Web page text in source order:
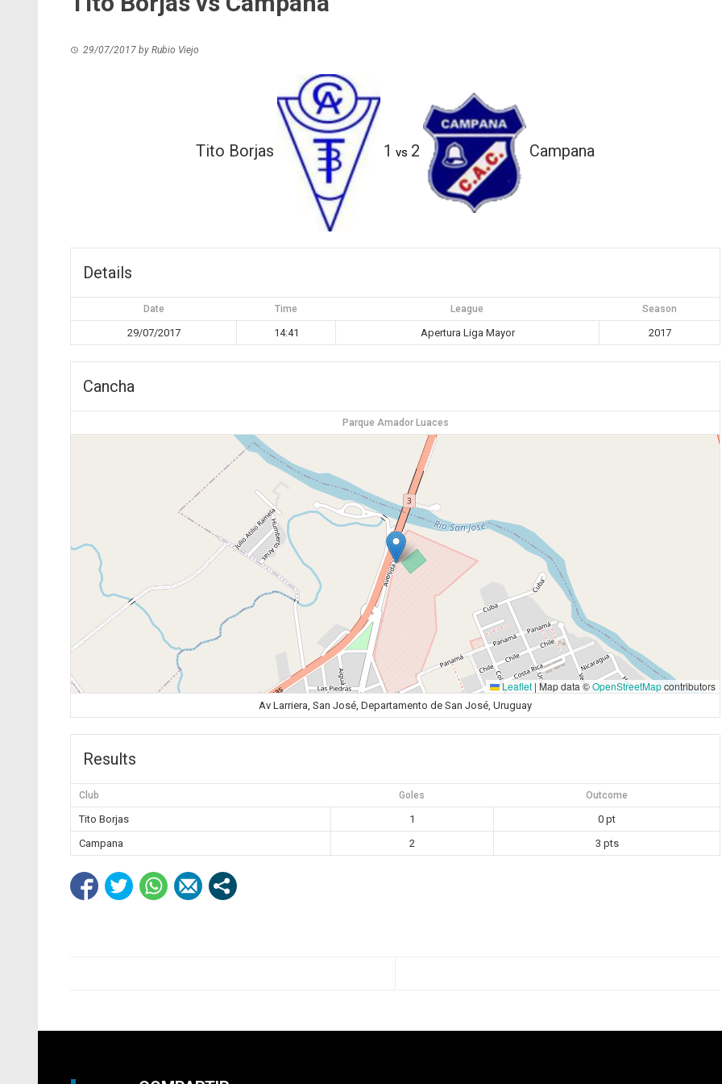
29/07/2017 by Rubio Viejo
Tito Borjas 1 vs 2 Campana
Details
Date Time League Season
29/07/2017 14:41 Apertura Liga Mayor 2017
Cancha
Parque Amador Luaces
Leaflet | Map data ©OpenStreetMapcontributors
Av Larriera, San José, Departamento de San José, Uruguay
Results
Club Goles Outcome
Tito Borjas 1
0 pt
Campana
2 3 pts